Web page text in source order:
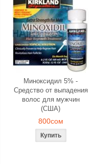
Миноксидил 5% -
Средство от выпадения
волос для мужчин
(США)
800сом